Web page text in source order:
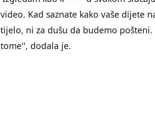
video. Kad saznate kako vaše dijete
tijelo, ni za dušu da budemo
tome'', dodala je.